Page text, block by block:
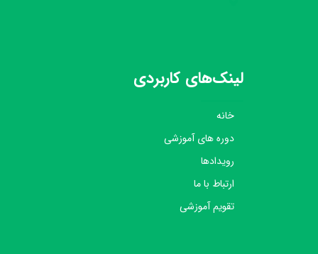
لینک‌های کاربردی
خانه
دوره های آموزشی
رویدادها
ارتباط با ما
تقویم آموزشی